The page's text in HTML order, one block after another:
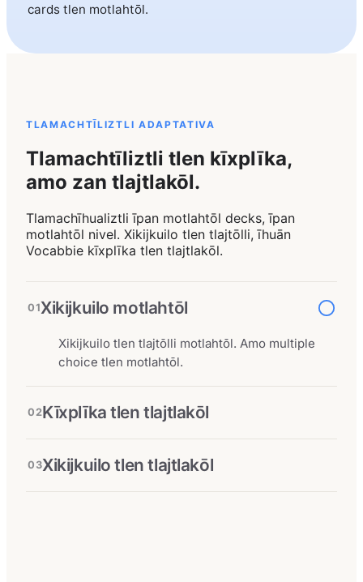
cards tlen motlahtōl.
TLAMACHTĪLIZTLI ADAPTATIVA
Tlamachtīliztli tlen kīxplīka,
amo zan tlajtlakōl.
Tlamachīhualiztli īpan motlahtōl decks, īpan
motlahtōl nivel. Xikijkuilo tlen tlajtōlli, īhuān
Vocabbie kīxplīka tlen tlajtlakōl.
01Xikijkuilo motlahtōl
Xikijkuilo tlen tlajtōlli motlahtōl. Amo multiple
choice tlen motlahtōl.
02Kīxplīka tlen tlajtlakōl
03Xikijkuilo tlen tlajtlakōl